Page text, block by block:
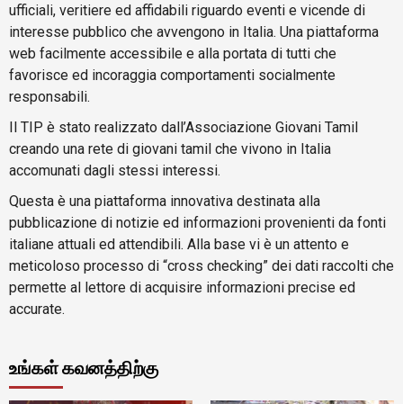
ufficiali, veritiere ed affidabili riguardo eventi e vicende di
interesse pubblico che avvengono in Italia. Una piattaforma
web facilmente accessibile e alla portata di tutti che
favorisce ed incoraggia comportamenti socialmente
responsabili.
Il TIP è stato realizzato dall’Associazione Giovani Tamil
creando una rete di giovani tamil che vivono in Italia
accomunati dagli stessi interessi.
Questa è una piattaforma innovativa destinata alla
pubblicazione di notizie ed informazioni provenienti da fonti
italiane attuali ed attendibili. Alla base vi è un attento e
meticoloso processo di “cross checking” dei dati raccolti che
permette al lettore di acquisire informazioni precise ed
accurate.
உங்கள் கவனத்திற்கு